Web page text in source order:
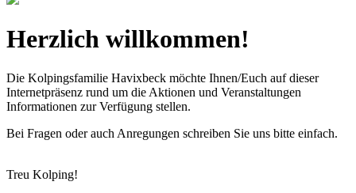
Herzlich willkommen!
Die Kolpingsfamilie Havixbeck möchte Ihnen/Euch auf dieser
Internetpräsenz rund um die Aktionen und Veranstaltungen
Informationen zur Verfügung stellen.
Bei Fragen oder auch Anregungen schreiben Sie uns bitte einfach.
Treu Kolping!